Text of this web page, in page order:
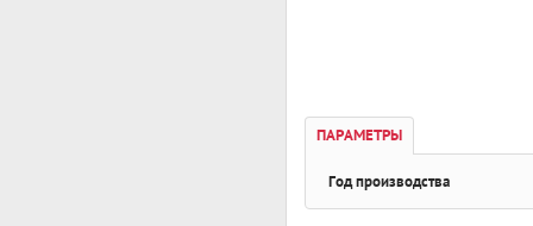
ПАРАМЕТРЫ
Год производства